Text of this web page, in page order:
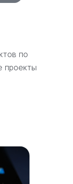
по
проекты